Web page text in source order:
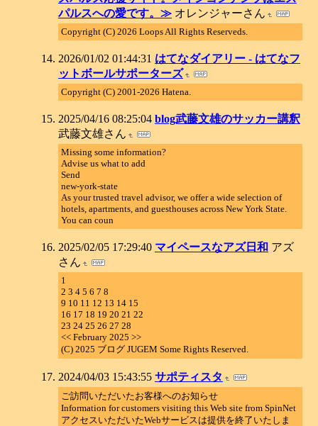
パルスへの愛です。≫ オレンジャーさん
Copyright (C) 2026 Loops All Rights Reserveds.
2026/01/02 01:44:31 はてなダイアリー - はてなフ
ットボールサポーターズ
Copyright (C) 2001-2026 Hatena.
2025/04/16 08:25:04 blog武藤文雄のサッカー講釈
武藤文雄さん
Missing some information?
Advise us what to add
Send
new-york-state
As your trusted travel advisor, we offer a wide selection of
hotels, apartments, and guesthouses across New York State.
You can coun
2025/02/05 17:29:40 マイペースなアズ日和 アズ
さん
1
2 3 4 5 6 7 8
9 10 11 12 13 14 15
16 17 18 19 20 21 22
23 24 25 26 27 28
<< February 2025 >>
(C) 2025 ブログ JUGEM Some Rights Reserved.
2024/04/03 15:43:55 サポティスタ
ご訪問いただいたお客様へのお知らせ
Information for customers visiting this Web site from SpinNet
アクセスいただいたWebサービスは提供を終了いたしま